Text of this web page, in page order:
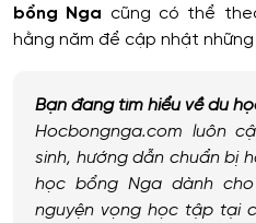
bổng Nga cũng có thể
hằng năm để cập nhật
Bạn đang tìm hiểu về du
Hocbongnga.com luôn
sinh, hướng dẫn chuẩn bị
học bổng Nga dành
nguyện vọng học tập tại